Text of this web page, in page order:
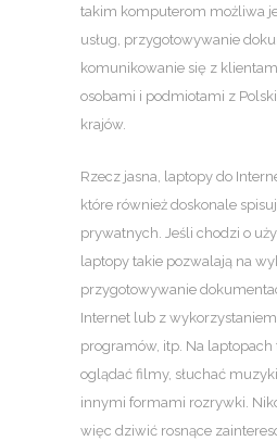
takim komputerom możliwa
usług, przygotowywanie
komunikowanie się z
osobami i podmiotami z
krajów.
Rzecz jasna, laptopy do
które również doskonale
prywatnych. Jeśli chodzi o
laptopy takie pozwalają na
przygotowywanie
Internet lub z
programów, itp. Na laptopach
oglądać filmy, słuchać
innymi formami rozrywki.
więc dziwić rosnące